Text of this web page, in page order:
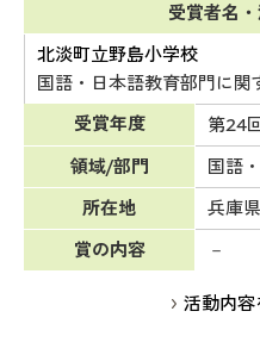
受賞者名
北淡町立野島小学校
国語・日本語教育部門に関
受賞年度
第24
領域/部門
国語
所在地
兵庫県
賞の内容
－
活動内容